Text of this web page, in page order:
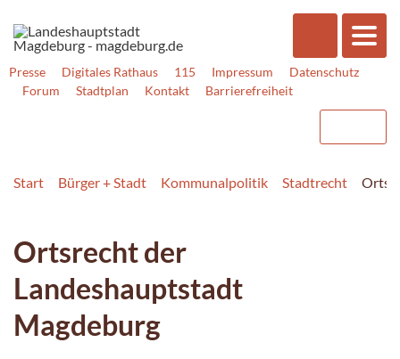
Presse Digitales Rathaus 115 Impressum
Datenschutz
Forum
Stadtplan Kontakt Barrierefreiheit
Start Bürger + Stadt Kommunalpolitik Stadtrecht
Ortsrecht der
Landeshauptstadt
Magdeburg